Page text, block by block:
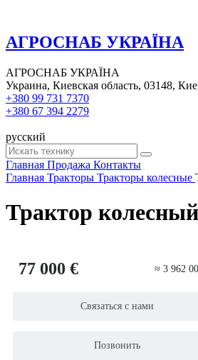
АГРОСНАБ УКРАЇНА
АГРОСНАБ УКРАЇНА
Украина, Киевская область, 03148,
+380 99 731 7370
+380 67 394 2279
русский
Главная Продажа Контакты
Главная Тракторы Тракторы колесные
Трактор
77 000 € ≈ 3 962
Связаться с нами
Позвонить